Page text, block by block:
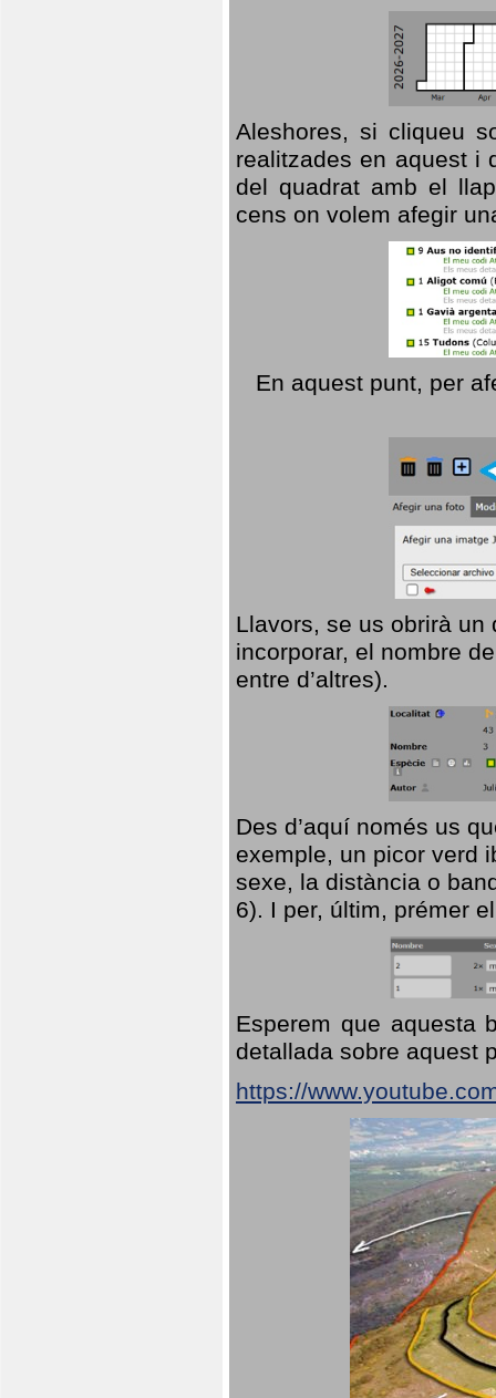
Aleshores, si cliqueu
realitzades en aquest i
del quadrat amb el
cens on volem afegir
En aquest punt, per
Llavors, se us obrirà
incorporar, el nombre
entre d’altres).
Des d’aquí només us
exemple, un picor verd
sexe, la distància o
6). I per, últim, prémer
Esperem que aquesta
detallada sobre aquest
https://